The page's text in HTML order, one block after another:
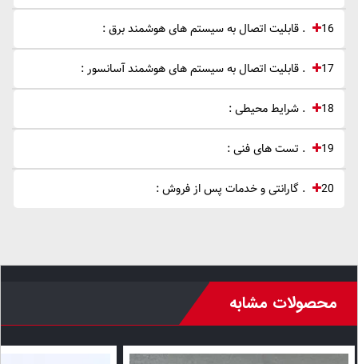
16 . قابلیت اتصال به سیستم های هوشمند برق :
17 . قابلیت اتصال به سیستم های هوشمند آسانسور :
18 . شرایط محیطی :
19 . تست های فنی :
20 . گارانتی و خدمات پس از فروش :
محصولات مشابه